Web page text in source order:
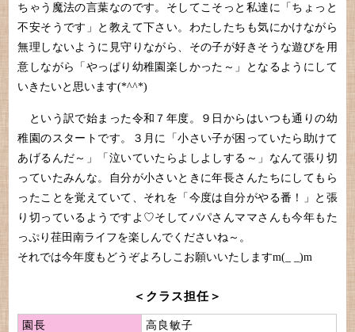
ちゃう魔法の言葉なのです。そしてこそっと私達に「ちょっと
不安そうです」と教えて下さい。わたしたちも気にかけながら
無理しないように見守りながら、その子が好きそうな遊びを用
意しながら「やっぱり幼稚園楽しかった～」となるようにして
いきたいと思います(*^^*)
という訳で始まった令和７年度。９日からはいつも通りの幼
稚園のスタートです。３月に「小さい子が困っていたら助けて
あげるんだ～」「泣いていたらよしよしする～」なんて張り切
っていたみんな。自分が小さいときに年長さんたちにしてもら
ったことを覚えていて、それを「今度は自分がやる番！」と張
り切っているようですよ♡そしてパパさんママさんも今年もた
っぷり荏田南ライフを楽しんでくださいね～。
それでは今年度もどうぞよろしこお願いいたしますm(_ _)m
＜クラス担任＞
園長
高良敏子